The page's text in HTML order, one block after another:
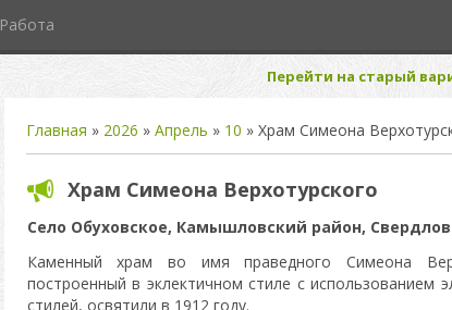
Работа
Перейти на старый
Главная » 2026 » Апрель » 10 » Храм Симеона
Храм Симеона Верхотурского
Село Обуховское, Камышловский район,
Каменный храм во имя праведного Симеона
построенный в эклектичном стиле с использованием
стилей, освятили в 1912 году.